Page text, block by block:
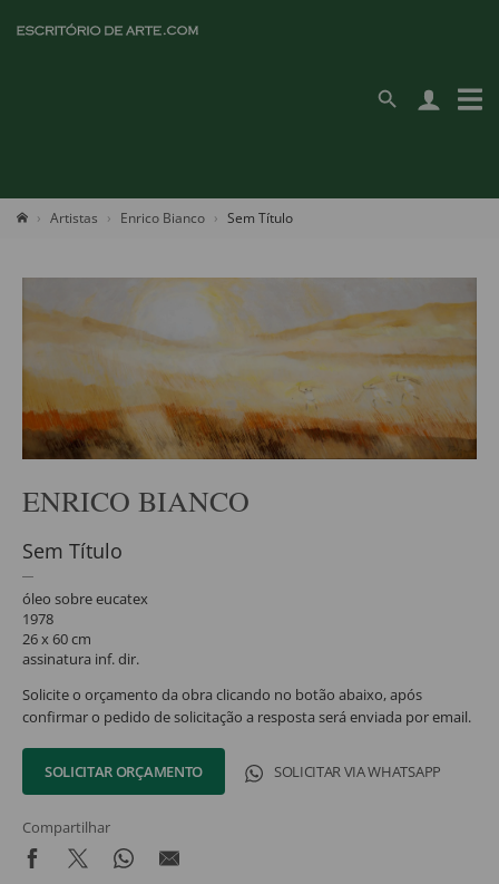
Artistas Enrico Bianco Sem Título
ENRICO BIANCO
Sem Título
óleo sobre eucatex
1978
26 x 60 cm
assinatura inf. dir.
Solicite o orçamento da obra clicando no botão abaixo, após
confirmar o pedido de solicitação a resposta será enviada por email.
SOLICITAR ORÇAMENTO SOLICITAR VIA WHATSAPP
Compartilhar